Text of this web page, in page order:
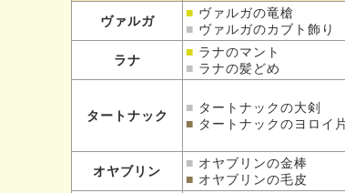
ヴァルガ
■ ヴァルガの竜槍
■ ヴァルガのカブト飾り
ラナ
■ ラナのマント
■ ラナの髪どめ
タートナック
■ タートナックの大剣
■ タートナックのヨロイ
オヤブリン
■ オヤブリンの金棒
■ オヤブリンの毛皮